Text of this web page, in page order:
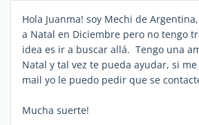
Hola Juanma! soy Mechi de
a Natal en Diciembre pero no tengo
idea es ir a buscar allá. Tengo una
Natal y tal vez te pueda ayudar, si
mail yo le puedo pedir que se
Mucha suerte!